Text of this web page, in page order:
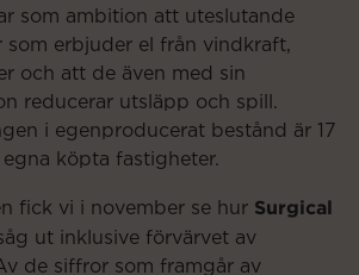
som ambition att uteslutande
som erbjuder el från vindkraft,
och att de även med sin
reducerar utsläpp och spill.
i egenproducerat bestånd är 17
köpta fastigheter.
fick vi i november se hur Surgical
ut inklusive förvärvet av
de siffror som framgår av